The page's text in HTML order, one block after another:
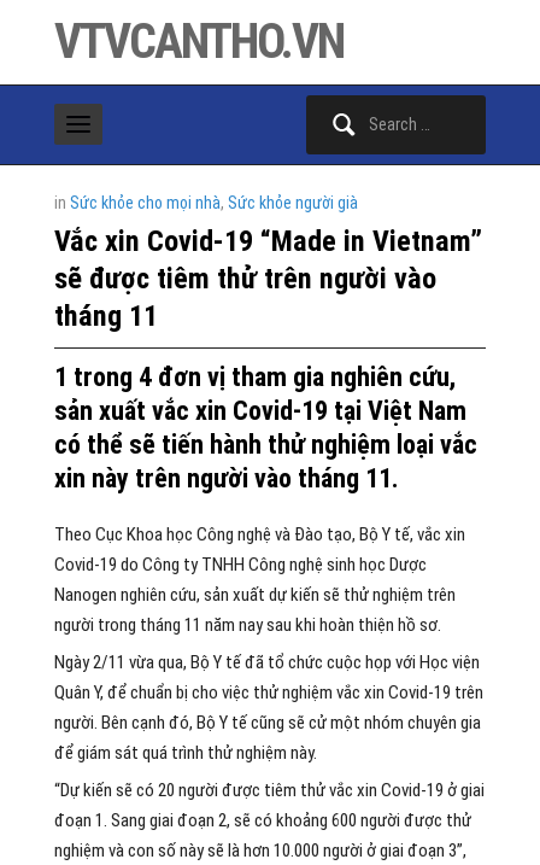
VTVCANTHO.VN
in Sức khỏe cho mọi nhà, Sức khỏe người già
Vắc xin Covid-19 “Made in Vietnam”
sẽ được tiêm thử trên người vào
tháng 11
1 trong 4 đơn vị tham gia nghiên cứu,
sản xuất vắc xin Covid-19 tại Việt Nam
có thể sẽ tiến hành thử nghiệm loại vắc
xin này trên người vào tháng 11.
Theo Cục Khoa học Công nghệ và Đào tạo, Bộ Y tế, vắc xin
Covid-19 do Công ty TNHH Công nghệ sinh học Dược
Nanogen nghiên cứu, sản xuất dự kiến sẽ thử nghiệm trên
người trong tháng 11 năm nay sau khi hoàn thiện hồ sơ.
Ngày 2/11 vừa qua, Bộ Y tế đã tổ chức cuộc họp với Học viện
Quân Y, để chuẩn bị cho việc thử nghiệm vắc xin Covid-19 trên
người. Bên cạnh đó, Bộ Y tế cũng sẽ cử một nhóm chuyên gia
để giám sát quá trình thử nghiệm này.
“Dự kiến sẽ có 20 người được tiêm thử vắc xin Covid-19 ở giai
đoạn 1. Sang giai đoạn 2, sẽ có khoảng 600 người được thử
nghiệm và con số này sẽ là hơn 10.000 người ở giai đoạn 3”,